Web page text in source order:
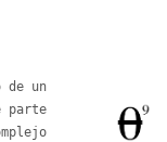
de un
parte